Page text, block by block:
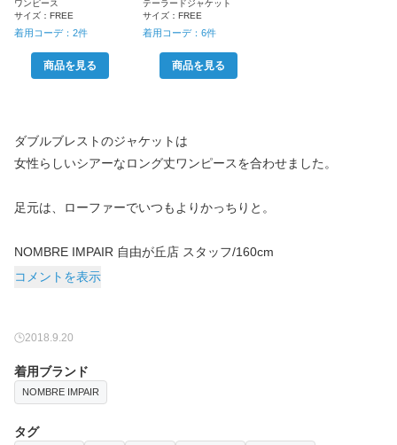
ワンピース
サイズ： FREE
着用コーデ： 2件
商品を見る
テーラードジャケット
サイズ：FREE
着用コーデ：6件
商品を見る
ダブルブレストのジャケットは
女性らしいシアーなロング丈ワンピースを合わせました。
足元は、ローファーでいつもよりかっちりと。
NOMBRE IMPAIR 自由が丘店 スタッフ/160cm
コメントを表示
2018.9.20
着用ブランド
NOMBRE IMPAIR
タグ